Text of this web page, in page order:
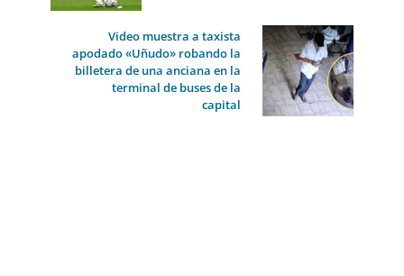
Video muestra a taxista
apodado «Uñudo» robando la
billetera de una anciana en la
terminal de buses de la
capital